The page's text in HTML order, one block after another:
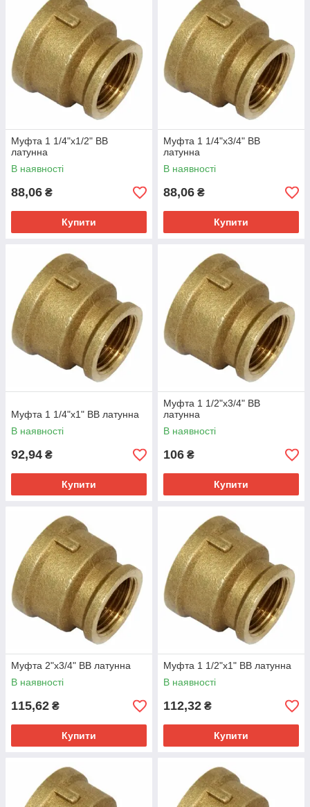
Муфта 1 1/4"х1/2" ВВ
латунна
В наявності
88,06 ₴
Купити
Муфта 1 1/4"х3/4" ВВ
латунна
В наявності
88,06 ₴
Купити
Муфта 1 1/4"х1" ВВ латунна
В наявності
92,94 ₴
Купити
Муфта 1 1/2"х3/4" ВВ
латунна
В наявності
106 ₴
Купити
Муфта 2"х3/4" ВВ латунна
В наявності
115,62 ₴
Купити
Муфта 1 1/2"х1" ВВ латунна
В наявності
112,32 ₴
Купити